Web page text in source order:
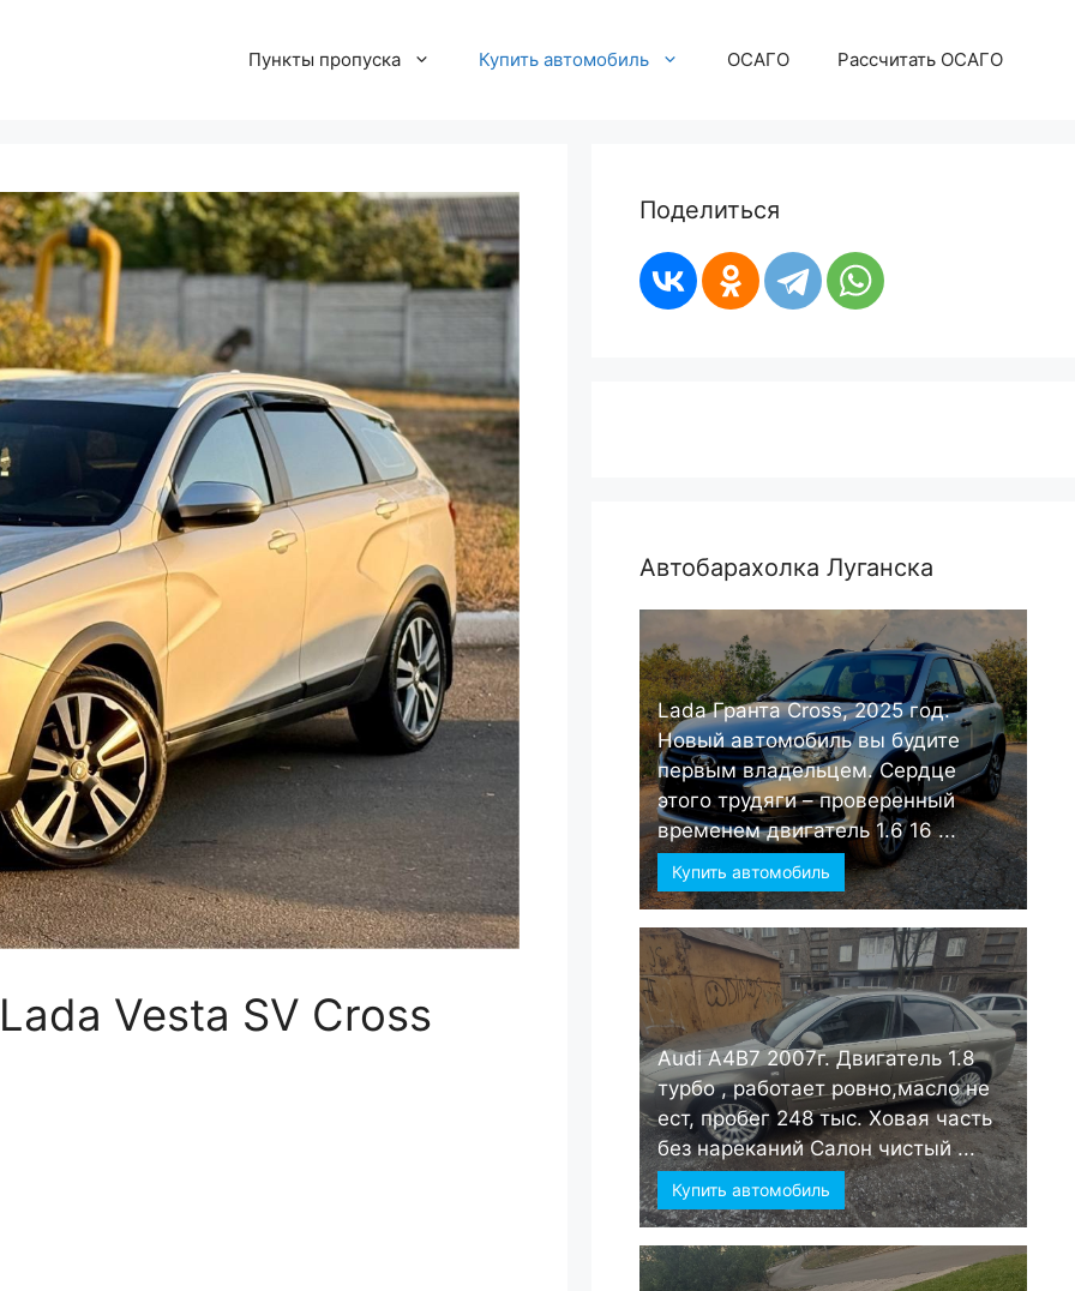
Пункты пропуска Купить автомобиль ОСАГО Рассчитать ОСАГО
Vesta SV Cross
Поделиться
Автобарахолка Луганска
Lada Гранта Cross, 2025 год.
Новый автомобиль вы будите
первым владельцем. Сердце
этого трудяги – проверенный
временем двигатель 1.6 16 ...
Купить автомобиль
Audi А4B7 2007г. Двигатель 1.8
турбо , работает ровно,масло не
ест, пробег 248 тыс. Ховая часть
без нареканий Салон чистый ...
Купить автомобиль